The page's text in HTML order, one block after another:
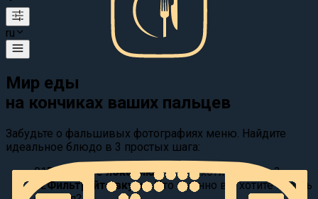
ru
Мир еды
на кончиках ваших пальцев
Забудьте о фальшивых фотографиях меню. Найдите
идеальное блюдо в 3 простых шага:
01Выберите локацию:
Где вы хотите поесть?
02Фильтруйте вкусы: Что именно вы хотите съесть